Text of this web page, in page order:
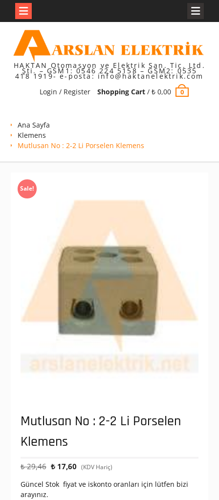
content
HAKTAN Otomasyon ve Elektrik San. Tic. Ltd.
Şti. – GSM1: 0546 224 5158 – GSM2: 0535
418 1919- e-posta: info@haktanelektrik.com
Login / Register
Shopping Cart/ ₺0,00 0
Ana Sayfa
Klemens
Mutlusan No : 2-2 Li Porselen Klemens
Sale!
Mutlusan No : 2-2 Li Porselen
Klemens
₺29,46 Orijinal
₺ 29,46.
₺17,60 Şu
fiyat:
(KDV Hariç)
Güncel Stok fiyat ve iskonto oranları için lütfen bizi
arayınız.